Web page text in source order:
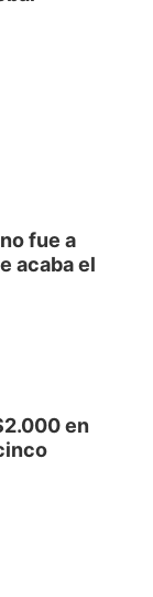
fue a
acaba el
en